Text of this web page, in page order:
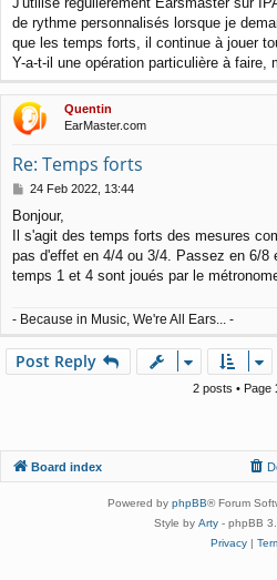
t
de rythme personnalisés lorsque je
que les temps forts, il continue à jouer
Y-a-t-il une opération particulière à faire,
Quentin
EarMaster.com
Re: Temps forts
P
s
t
24 Feb 2022, 13:44
Bonjour,
Il s'agit des temps forts des mesures
pas d'effet en 4/4 ou 3/4. Passez en 6/8
temps 1 et 4 sont joués par le
- Because in Music, We're All Ears... -
Post Reply
2 posts • Page
Board index
Powered by phpBB® Forum
Style by Arty - phpBB
Privacy|